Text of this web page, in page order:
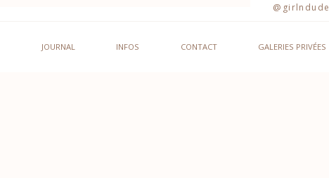
@girlndude
JOURNAL INFOS CONTACT GALERIES PRIVÉES